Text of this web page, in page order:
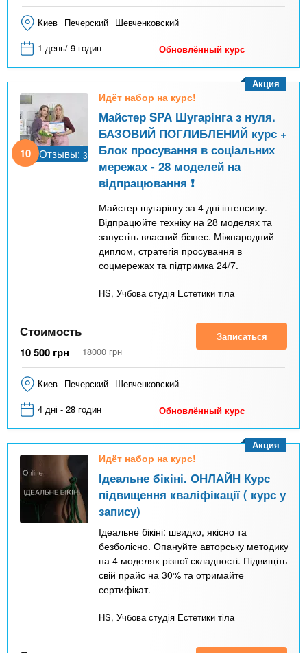
Киев Печерский Шевченковский
1 день/ 9 годин
Обновлённый курс
10 Отзывы: 3
Идёт набор на курс!
Майстер SPA Шугарінга з нуля.
БАЗОВИЙ ПОГЛИБЛЕНИЙ курс +
Блок просування в соціальних
мережах - 28 моделей на
відпрацювання ❗️
Майстер шугарінгу за 4 дні інтенсиву.
Відпрацюйте техніку на 28 моделях та
запустіть власний бізнес. Міжнародний
диплом, стратегія просування в
соцмережах та підтримка 24/7.
HS, Учбова студія Естетики тіла
Акция
Стоимость
10 500 грн 18000 грн
Записаться
Киев Печерский Шевченковский
4 дні - 28 годин
Обновлённый курс
Идёт набор на курс!
Ідеальне бікіні. ОНЛАЙН Курс
підвищення кваліфікації ( курс у
запису)
Ідеальне бікіні: швидко, якісно та
безболісно. Опануйте авторську методику
на 4 моделях різної складності. Підвищіть
свій прайс на 30% та отримайте
сертифікат.
HS, Учбова студія Естетики тіла
Акция